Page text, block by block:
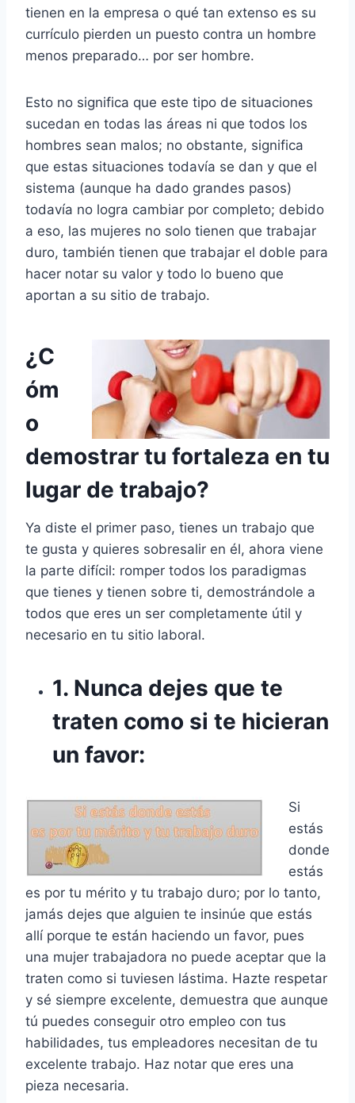
tienen en la empresa o qué tan extenso es su
currículo pierden un puesto contra un hombre
menos preparado… por ser hombre.
Esto no significa que este tipo de situaciones
sucedan en todas las áreas ni que todos los
hombres sean malos; no obstante, significa
que estas situaciones todavía se dan y que el
sistema (aunque ha dado grandes pasos)
todavía no logra cambiar por completo; debido
a eso, las mujeres no solo tienen que trabajar
duro, también tienen que trabajar el doble para
hacer notar su valor y todo lo bueno que
aportan a su sitio de trabajo.
¿C
óm
o
demostrar tu fortaleza en tu
lugar de trabajo?
Ya diste el primer paso, tienes un trabajo que
te gusta y quieres sobresalir en él, ahora viene
la parte difícil: romper todos los paradigmas
que tienes y tienen sobre ti, demostrándole a
todos que eres un ser completamente útil y
necesario en tu sitio laboral.
1. Nunca dejes que te
traten como si te hicieran
un favor:
Si
estás
donde
estás
es por tu mérito y tu trabajo duro; por lo tanto,
jamás dejes que alguien te insinúe que estás
allí porque te están haciendo un favor, pues
una mujer trabajadora no puede aceptar que la
traten como si tuviesen lástima. Hazte respetar
y sé siempre excelente, demuestra que aunque
tú puedes conseguir otro empleo con tus
habilidades, tus empleadores necesitan de tu
excelente trabajo. Haz notar que eres una
pieza necesaria.